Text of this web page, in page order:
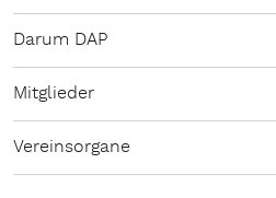
Darum DAP
Mitglieder
Vereinsorgane